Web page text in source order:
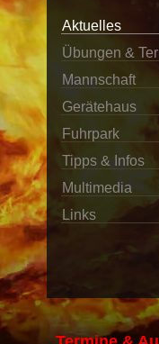
Aktuelles
Übungen &
Mannschaft
Gerätehaus
Fuhrpark
Tipps & Infos
Multimedia
Links